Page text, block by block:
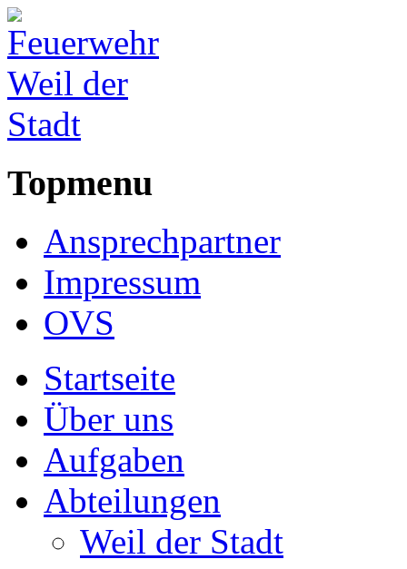
Topmenu
Ansprechpartner
Impressum
OVS
Startseite
Über uns
Aufgaben
Abteilungen
Weil der Stadt